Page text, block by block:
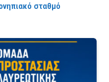
σταθμό